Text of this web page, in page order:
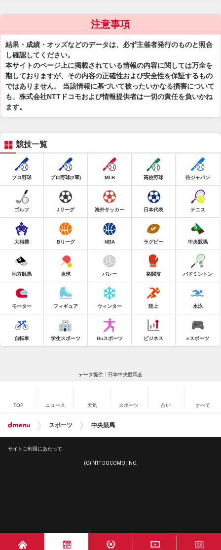
注意事項
結果・成績・オッズなどのデータは、必ず主催者発行のものと照合
し確認してください。
本サイトのページ上に掲載されている情報の内容に関しては万全を
期しておりますが、その内容の正確性および安全性を保証するもの
ではありません。 当該情報に基づいて被ったいかなる損害について
も、株式会社NTTドコモおよび情報提供者は一切の責任を負いかね
ます。
競技一覧
プロ野球 プロ野球(2軍) MLB 高校野球 侍ジャパン
ゴルフ Jリーグ 海外サッカー 日本代表 テニス
大相撲 Bリーグ NBA ラグビー 中央競馬
地方競馬 卓球 バレー 格闘技 バドミントン
モーター フィギュア ウィンター 陸上 水泳
自転車 学生スポーツ Doスポーツ ビジネス eスポーツ
データ提供：日本中央競馬会
TOP ニュース 天気 スポーツ 占い すべて
スポーツ 中央競馬
サイトご利用にあたって
(C) NTT DOCOMO, INC.